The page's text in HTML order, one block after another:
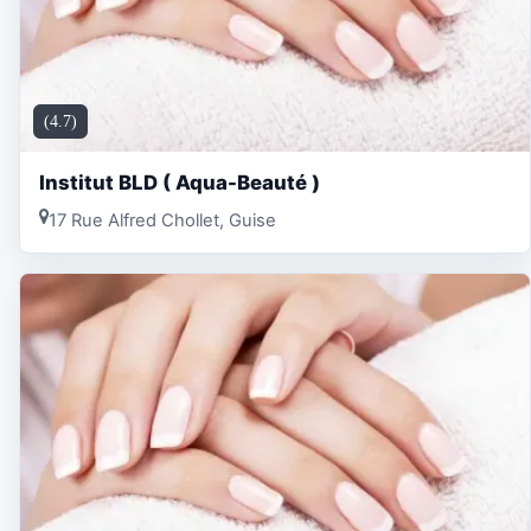
(4.7)
Institut BLD ( Aqua-Beauté )
17 Rue Alfred Chollet, Guise